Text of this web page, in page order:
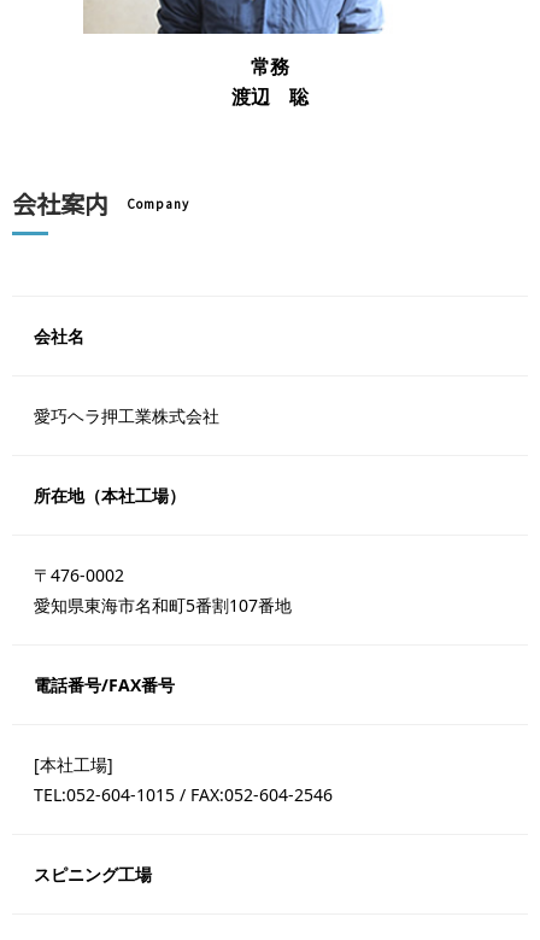
常務
渡辺 聡
会社案内 Company
会社名
愛巧ヘラ押工業株式会社
所在地（本社工場）
〒476-0002
愛知県東海市名和町5番割107番地
電話番号/FAX番号
[本社工場]
TEL:052-604-1015 / FAX:052-604-2546
スピニング工場